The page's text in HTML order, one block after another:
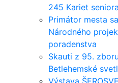
245 Kariet seniora
Primátor mesta
Národného
poradenstva
Skauti z 95.
Betlehemské
Výstava